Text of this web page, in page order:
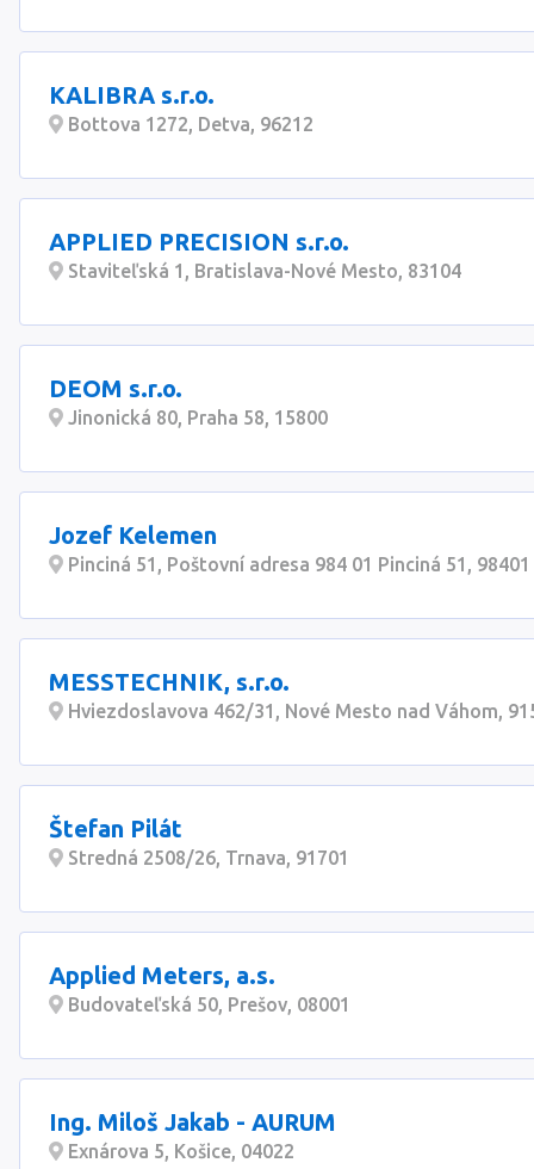
KALIBRA s.r.o.
Bottova 1272, Detva, 96212
APPLIED PRECISION s.r.o.
Staviteľská 1, Bratislava-Nové Mesto, 83104
DEOM s.r.o.
Jinonická 80, Praha 58, 15800
Jozef Kelemen
Pinciná 51, Poštovní adresa 984 01 Pinciná 51, 98401
MESSTECHNIK, s.r.o.
Hviezdoslavova 462/31, Nové Mesto nad Váhom,
Štefan Pilát
Stredná 2508/26, Trnava, 91701
Applied Meters, a.s.
Budovateľská 50, Prešov, 08001
Ing. Miloš Jakab - AURUM
Exnárova 5, Košice, 04022